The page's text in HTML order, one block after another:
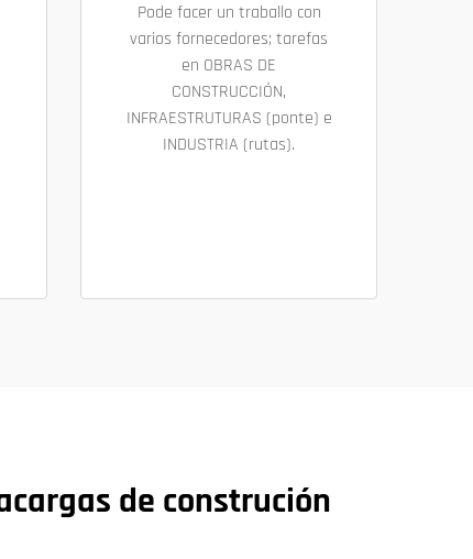
Pode facer un traballo con
varios fornecedores; tarefas
en OBRAS DE
CONSTRUCCIÓN,
INFRAESTRUTURAS (ponte) e
INDUSTRIA (rutas).
de construción